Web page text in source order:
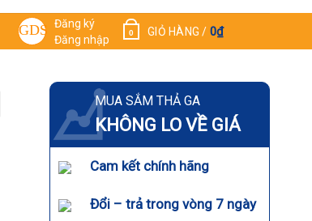
Đăng ký
Đăng nhập
GIỎ HÀNG / 0₫
0
MUA SẮM THẢ GA
KHÔNG LO VỀ GIÁ
Cam kết chính hãng
Đổi – trả trong vòng 7 ngày